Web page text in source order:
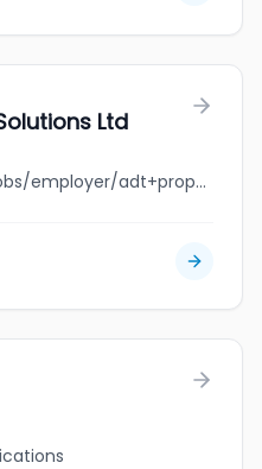
Ltd
jobbank.gc.ca/browsejobs/employer/adt+property+solutions+ltd/ca